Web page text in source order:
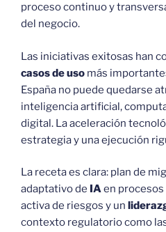
proceso continuo y
del negocio.
Las iniciativas exitosas han
casos de uso más
España no puede quedarse
inteligencia artificial,
digital. La aceleración
estrategia y una ejecución
La receta es clara: plan de
adaptativo de IAen
activa de riesgos y un
contexto regulatorio como